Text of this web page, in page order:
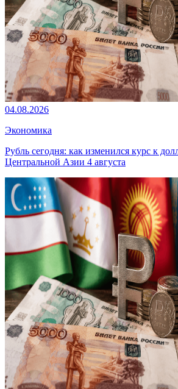
04.08.2026
Экономика
Рубль сегодня: как изменился курс к
Центральной Азии 4 августа